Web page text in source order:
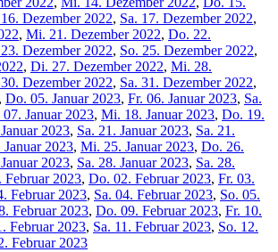
Dezember 2022, Sa. 17. Dezember 2022,
, Mi. 21. Dezember 2022, Do. 22.
Dezember 2022, So. 25. Dezember 2022,
, Di. 27. Dezember 2022, Mi. 28.
Dezember 2022, Sa. 31. Dezember 2022,
, Do. 05. Januar 2023, Fr. 06. Januar 2023, Sa.
07. Januar 2023, Mi. 18. Januar 2023, Do. 19.
2023, Sa. 21. Januar 2023, Sa. 21.
Januar 2023, Mi. 25. Januar 2023, Do. 26.
2023, Sa. 28. Januar 2023, Sa. 28.
Februar 2023, Do. 02. Februar 2023, Fr. 03.
Februar 2023, Sa. 04. Februar 2023, So. 05.
Februar 2023, Do. 09. Februar 2023, Fr. 10.
Februar 2023, Sa. 11. Februar 2023, So. 12.
Februar 2023